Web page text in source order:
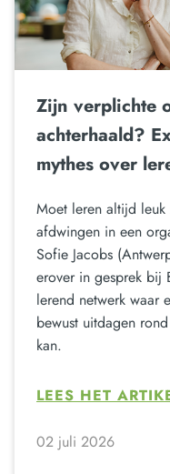
Zijn verplichte
achterhaald?
mythes over
Moet leren altijd
afdwingen in een
Sofie Jacobs
erover in gesprek bij
lerend netwerk waar
bewust uitdagen
kan.
LEES HET
02 juli 2026